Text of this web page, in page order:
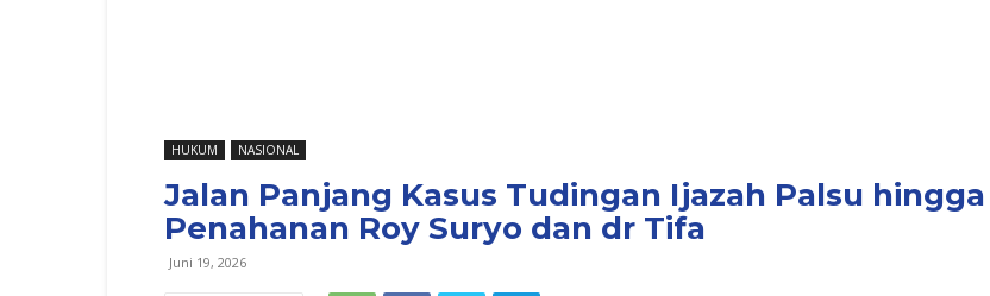
HUKUM NASIONAL
Jalan Panjang Kasus Tudingan Ijazah Palsu hingga
Penahanan Roy Suryo dan dr Tifa
Juni 19, 2026